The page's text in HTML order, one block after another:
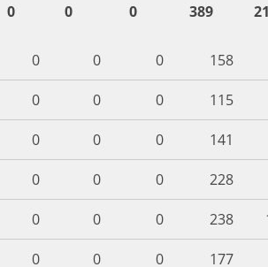
0 0 0 389
0 0 0
158
0 0 0
115
0 0 0
141
0 0 0
228
0 0 0 238
0 0 0
177